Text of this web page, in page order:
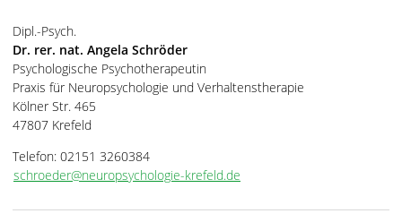
Dipl.-Psych.
Dr. rer. nat. Angela Schröder
Psychologische Psychotherapeutin
Praxis für Neuropsychologie und Verhaltenstherapie
Kölner Str. 465
47807 Krefeld
Telefon: 02151 3260384
schroeder@neuropsychologie-krefeld.de